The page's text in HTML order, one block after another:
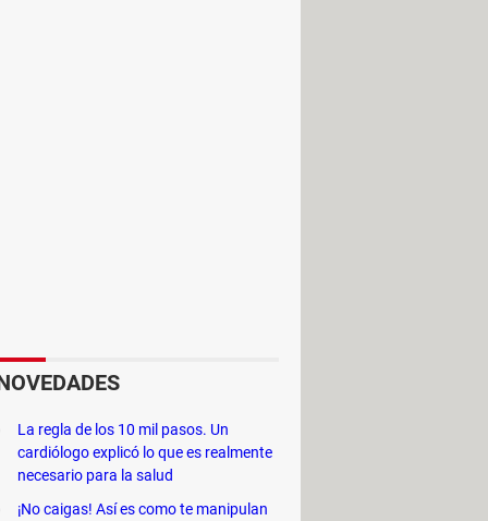
Play es la opción que andabas
usa computadoras de bajos
ventajas de MEmu Play es que
el GPS.
La regla de los 10 mil pasos. Un
cardiólogo explicó lo que es realmente
necesario para la salud
¡No caigas! Así es como te manipulan